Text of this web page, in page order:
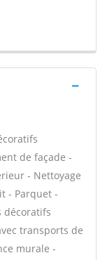
de façade -
- Nettoyage
- Parquet -
décoratifs
transports de
murale -